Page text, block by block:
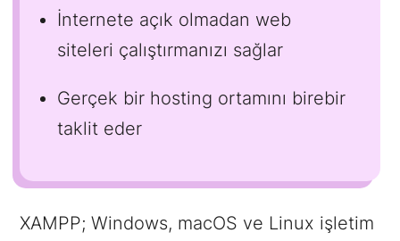
İnternete açık olmadan web
siteleri çalıştırmanızı sağlar
Gerçek bir hosting ortamını birebir
taklit eder
XAMPP; Windows, macOS ve Linux işletim